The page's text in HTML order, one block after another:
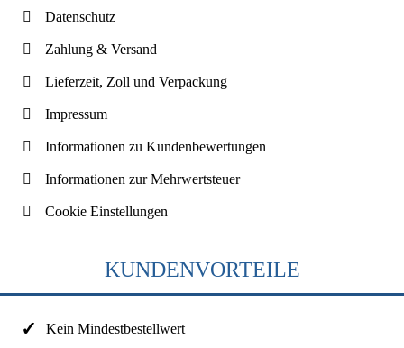
Datenschutz
Zahlung & Versand
Lieferzeit, Zoll und Verpackung
Impressum
Informationen zu Kundenbewertungen
Informationen zur Mehrwertsteuer
Cookie Einstellungen
KUNDENVORTEILE
Kein Mindestbestellwert